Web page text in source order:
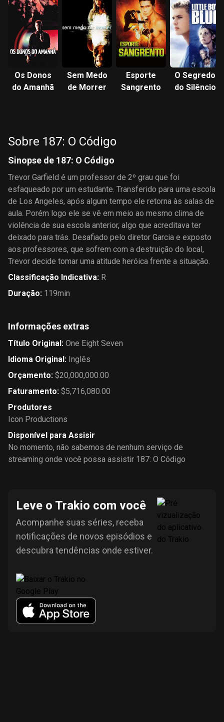
Os Donos
do Amanhã
Sem Medo
de Morrer
Esporte
Sangrento
O Segredo
do Silêncio
Sobre 187: O Código
Sinopse de 187: O Código
Trevor Garfield é um professor de 2º grau que foi
esfaqueado por um estudante. Transferido para uma escola
de Los Angeles, após algum tempo ele retorna às salas de
aula. Porém logo ele se vê em meio ao mesmo clima de
violência de sua escola anterior, algo que acreditava ter
deixado para trás. Desafiado pelo diretor Garcia e exposto
aos professores, que sofrem com a destruição do local,
Trevor decide tomar uma atitude heróica frente a situação.
Classificação Indicativa: R
Duração: 119min
Informações extras
Título Original: One Eight Seven
Idioma Original: Inglês
Orçamento: $20,000,000.00
Faturamento: $5,716,080.00
Produtores
Icon Productions
Disponível para Assisir
No momento, não sabemos de nenhum serviço de
streaming onde você possa assistir 187: O Código
Leve o Trakio com você
Acompanhe suas séries, receba
notificações de novos episódios e
descubra tendências onde estiver.